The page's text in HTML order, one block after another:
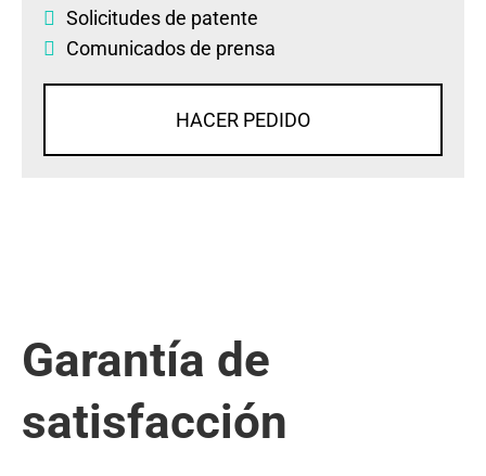
Solicitudes de patente
Comunicados de prensa
HACER PEDIDO
Garantía de
satisfacción